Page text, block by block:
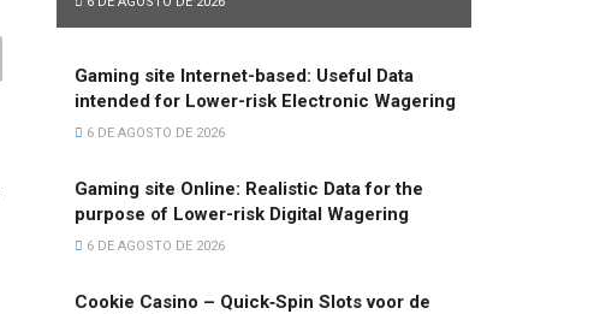
Gaming site Internet-based: Useful Data
intended for Lower-risk Electronic Wagering
6 DE AGOSTO DE 2026
Gaming site Online: Realistic Data for the
purpose of Lower-risk Digital Wagering
6 DE AGOSTO DE 2026
Cookie Casino – Quick‑Spin Slots voor de